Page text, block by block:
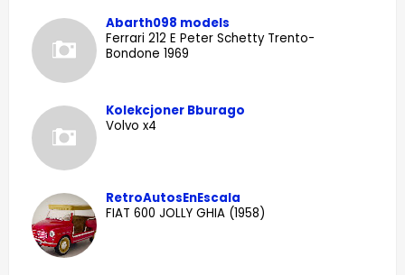
Abarth098 models
Ferrari 212 E Peter Schetty Trento-
Bondone 1969
Kolekcjoner Bburago
Volvo x4
RetroAutosEnEscala
FIAT 600 JOLLY GHIA (1958)